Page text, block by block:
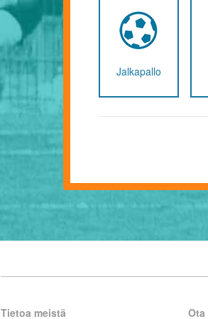
Jalkapallo
Tietoa meistä